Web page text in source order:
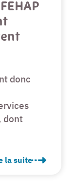
donc
dont
la suitevous utile ! » :